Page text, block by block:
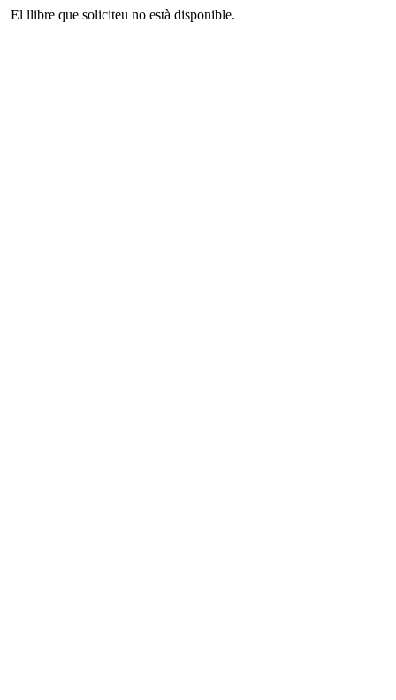
El llibre que soliciteu no està disponible.